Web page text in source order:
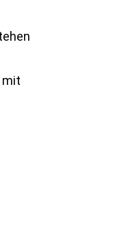
mit